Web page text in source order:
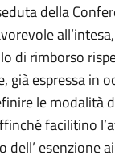
della
di rimborso
già espressa in
le modalità
facilitino
esenzione